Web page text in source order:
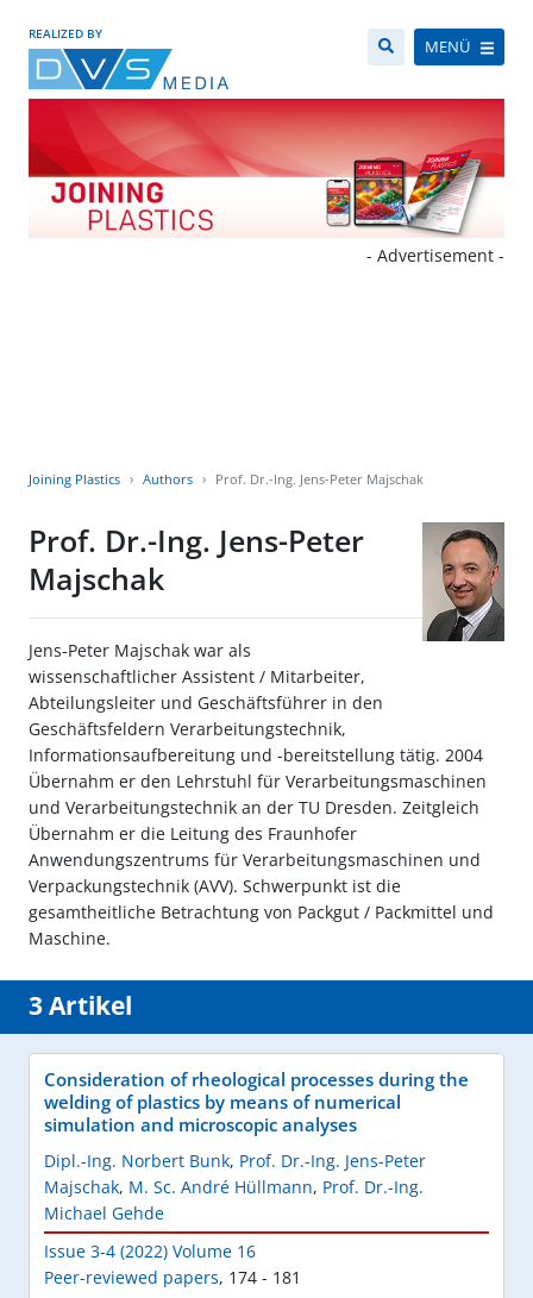
REALIZED BY
MENÜ
- Advertisement -
Joining Plastics Authors Prof. Dr.-Ing. Jens-Peter Majschak
Prof. Dr.-Ing. Jens-Peter
Majschak
Jens-Peter Majschak war als
wissenschaftlicher Assistent / Mitarbeiter,
Abteilungsleiter und Geschäftsführer in den
Geschäftsfeldern Verarbeitungstechnik,
Informationsaufbereitung und -bereitstellung tätig. 2004
Übernahm er den Lehrstuhl für Verarbeitungsmaschinen
und Verarbeitungstechnik an der TU Dresden. Zeitgleich
Übernahm er die Leitung des Fraunhofer
Anwendungszentrums für Verarbeitungsmaschinen und
Verpackungstechnik (AVV). Schwerpunkt ist die
gesamtheitliche Betrachtung von Packgut / Packmittel und
Maschine.
3 Artikel
Consideration of rheological processes during the
welding of plastics by means of numerical
simulation and microscopic analyses
Dipl.-Ing. Norbert Bunk, Prof. Dr.-Ing. Jens-Peter
Majschak, M. Sc. André Hüllmann, Prof. Dr.-Ing.
Michael Gehde
Issue 3-4 (2022) Volume 16
Peer-reviewed papers, 174 - 181